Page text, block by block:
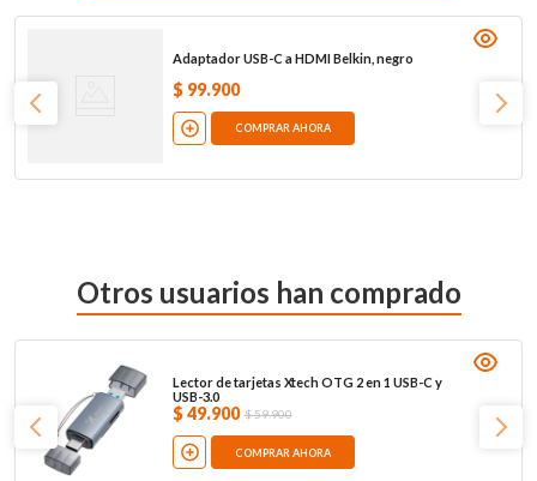
Adaptador USB-C a HDMI Belkin, negro
$ 99.900
COMPRAR AHORA
Otros usuarios han comprado
Lector de tarjetas Xtech OTG 2 en 1 USB-C y
USB-3.0
$ 49.900 $59.900
COMPRAR AHORA